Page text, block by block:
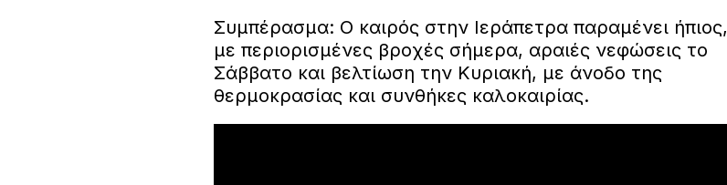
Συμπέρασμα: Ο καιρός στην Ιεράπετρα παραμένει ήπιος,
με περιορισμένες βροχές σήμερα, αραιές νεφώσεις το
Σάββατο και βελτίωση την Κυριακή, με άνοδο της
θερμοκρασίας και συνθήκες καλοκαιρίας.